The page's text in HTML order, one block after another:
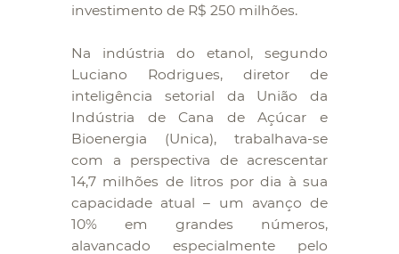
investimento de R$ 250 milhões.
Na indústria do etanol, segundo
Luciano Rodrigues, diretor de
inteligência setorial da União da
Indústria de Cana de Açúcar e
Bioenergia (Unica), trabalhava-se
com a perspectiva de acrescentar
14,7 milhões de litros por dia à sua
capacidade atual – um avanço de
10% em grandes números,
alavancado especialmente pelo